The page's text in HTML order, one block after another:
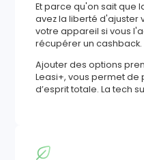
Et parce qu'on sait que
avez la liberté d'ajuster
votre appareil si vous
récupérer un cashback.
Ajouter des options
Leasi+, vous permet
d’esprit totale. La tech